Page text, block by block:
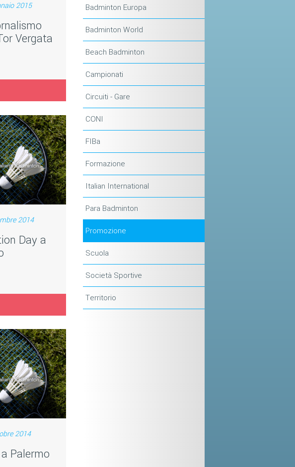
2015
Vergata
2014
Day a
2014
Palermo
Badminton Europa
Badminton World
Beach Badminton
Campionati
Circuiti - Gare
CONI
FIBa
Formazione
Italian International
Para Badminton
Promozione
Scuola
Società Sportive
Territorio